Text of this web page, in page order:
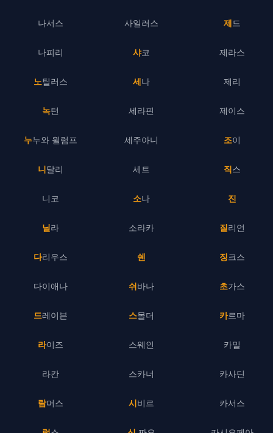
나서스
나피리
노틸러스
녹턴
누누와 윌럼프
니달리
니코
닐라
다리우스
다이애나
드레이븐
라이즈
라칸
람머스
사일러스
샤코
세나
세라핀
세주아니
세트
소나
소라카
쉔
쉬바나
스몰더
스웨인
스카너
시비르
제드
제라스
제리
제이스
조이
직스
진
질리언
징크스
초가스
카르마
카밀
카사딘
카서스